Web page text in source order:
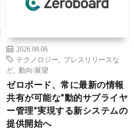
2026.08.06
テクノロジー
プレスリリースな
ど
動向/展望
ゼロボード、常に最新の情報
共有が可能な“動的サプライヤ
ー管理”実現する新システムの
提供開始へ